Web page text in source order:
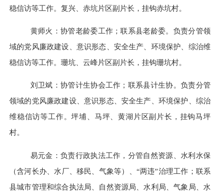
稳信访等工作。复兴、赤坑片区副片长，挂钩赤坑村。
黄师火：协管老龄委工作；联系县老龄委。负责分管领
域的党风廉政建设、意识形态、安全生产、环境保护、综治维
稳信访等工作。珊坑、云峰片区副片长，挂钩珊坑村。
刘卫斌：协管计生协会工作；联系县计生协。负责分管
领域的党风廉政建设、意识形态、安全生产、环境保护、综治
维稳信访等工作。坪埔、马坪、黄湖片区副片长，挂钩马坪
村。
易元金：负责行政执法工作，分管自然资源、水利水保
（含河长办、水厂、移民、气象等）、 “两违”治理工作；联系
县城市管理和综合执法局、自然资源局、水利局、气象局、水